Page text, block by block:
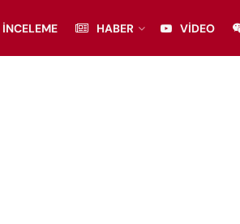
İNCELEME HABER VIDEO